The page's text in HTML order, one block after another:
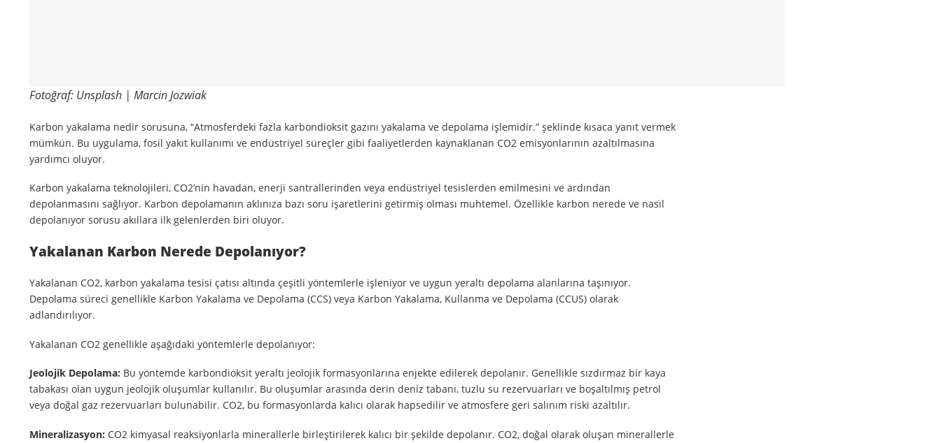
Fotoğraf: Unsplash | Marcin Jozwiak
Karbon yakalama nedir sorusuna, “Atmosferdeki fazla karbondioksit gazını yakalama ve depolama işlemidir.” şeklinde kısaca yanıt vermek
mümkün. Bu uygulama, fosil yakıt kullanımı ve endüstriyel süreçler gibi faaliyetlerden kaynaklanan CO2 emisyonlarının azaltılmasına
yardımcı oluyor.
Karbon yakalama teknolojileri, CO2’nin havadan, enerji santrallerinden veya endüstriyel tesislerden emilmesini ve ardından
depolanmasını sağlıyor. Karbon depolamanın aklınıza bazı soru işaretlerini getirmiş olması muhtemel. Özellikle karbon nerede ve nasıl
depolanıyor sorusu akıllara ilk gelenlerden biri oluyor.
Yakalanan Karbon Nerede Depolanıyor?
Yakalanan CO2, karbon yakalama tesisi çatısı altında çeşitli yöntemlerle işleniyor ve uygun yeraltı depolama alanlarına taşınıyor.
Depolama süreci genellikle Karbon Yakalama ve Depolama (CCS) veya Karbon Yakalama, Kullanma ve Depolama (CCUS) olarak
adlandırılıyor.
Yakalanan CO2 genellikle aşağıdaki yöntemlerle depolanıyor:
Jeolojik Depolama: Bu yöntemde karbondioksit yeraltı jeolojik formasyonlarına enjekte edilerek depolanır. Genellikle sızdırmaz bir kaya
tabakası olan uygun jeolojik oluşumlar kullanılır. Bu oluşumlar arasında derin deniz tabanı, tuzlu su rezervuarları ve boşaltılmış petrol
veya doğal gaz rezervuarları bulunabilir. CO2, bu formasyonlarda kalıcı olarak hapsedilir ve atmosfere geri salınım riski azaltılır.
Mineralizasyon: CO2 kimyasal reaksiyonlarla minerallerle birleştirilerek kalıcı bir şekilde depolanır. CO2, doğal olarak oluşan minerallerle